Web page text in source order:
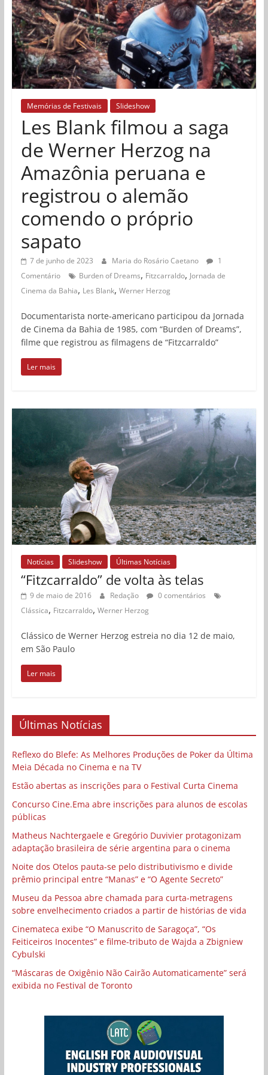
Memórias de Festivais Slideshow
Les Blank filmou a saga
de Werner Herzog na
Amazônia peruana e
registrou o alemão
comendo o próprio
sapato
7 de junho de 2023 Maria do Rosário Caetano
1
Comentário
Burden of Dreams, Fitzcarraldo, Jornada de
Cinema da Bahia, Les Blank, Werner Herzog
Documentarista norte-americano participou da Jornada
de Cinema da Bahia de 1985, com “Burden of Dreams”,
filme que registrou as filmagens de “Fitzcarraldo”
Ler mais
Notícias Slideshow Últimas Notícias
“Fitzcarraldo” de volta às telas
9 de maio de 2016 Redação
0 comentários
Clássica, Fitzcarraldo, Werner Herzog
Clássico de Werner Herzog estreia no dia 12 de maio,
em São Paulo
Ler mais
Últimas Notícias
Reflexo do Blefe: As Melhores Produções de Poker da Última
Meia Década no Cinema e na TV
Estão abertas as inscrições para o Festival Curta Cinema
Concurso Cine.Ema abre inscrições para alunos de escolas
públicas
Matheus Nachtergaele e Gregório Duvivier protagonizam
adaptação brasileira de série argentina para o cinema
Noite dos Otelos pauta-se pelo distributivismo e divide
prêmio principal entre “Manas” e “O Agente Secreto”
Museu da Pessoa abre chamada para curta-metragens
sobre envelhecimento criados a partir de histórias de vida
Cinemateca exibe “O Manuscrito de Saragoça”, “Os
Feiticeiros Inocentes” e filme-tributo de Wajda a Zbigniew
Cybulski
“Máscaras de Oxigênio Não Cairão Automaticamente” será
exibida no Festival de Toronto